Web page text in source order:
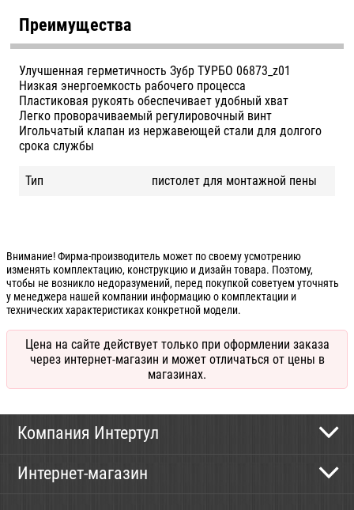
Преимущества
Улучшенная герметичность Зубр ТУРБО 06873_z01
Низкая энергоемкость рабочего процесса
Пластиковая рукоять обеспечивает удобный хват
Легко проворачиваемый регулировочный винт
Игольчатый клапан из нержавеющей стали для долгого
срока службы
Тип пистолет для монтажной пены
Внимание! Фирма-производитель может по своему усмотрению
изменять комплектацию, конструкцию и дизайн товара. Поэтому,
чтобы не возникло недоразумений, перед покупкой советуем уточнять
у менеджера нашей компании информацию о комплектации и
технических характеристиках конкретной модели.
Цена на сайте действует только при оформлении заказа
через интернет-магазин и может отличаться от цены в
магазинах.
Компания Интертул
Новости
Интернет-магазин